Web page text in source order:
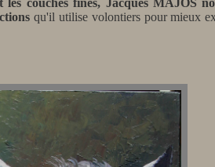
couches fines, Jacques MAJOS
qu'il utilise volontiers pour mieux